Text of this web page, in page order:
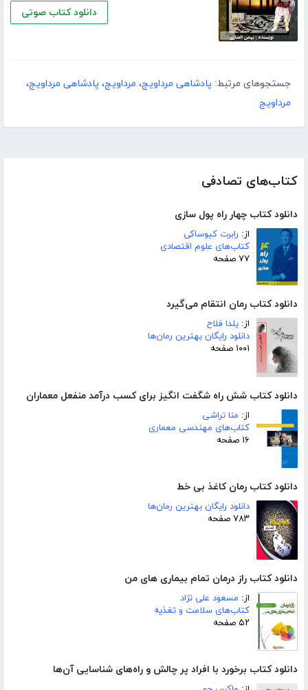
کتاب‌های تصادفی
دانلود کتاب چهار راه پول سازی
از: رابرت کیوساکی
کتاب‌های علوم اقتصادی
۷۷ صفحه
دانلود کتاب رمان انتقام می‌گیرد
از: یلدا فلاح
دانلود رایگان بهترین رمان‌ها
۱۰۰۱ صفحه
دانلود کتاب شش راه شگفت انگیز برای کسب درآمد منفعل معماران
از: منا تراشی
کتاب‌های مهندسی معماری
۱۶ صفحه
دانلود کتاب رمان کاغذ بی خط
دانلود رایگان بهترین رمان‌ها
۷۸۳ صفحه
دانلود کتاب راز درمان تمام بیماری های من
از: مسعود علی نژاد
کتاب‌های سلامت و تغذیه
۵۲ صفحه
دانلود کتاب برخورد با افراد پر چالش و راه‌های شناسایی آن‌ها
دانلود کتاب صوتی
جستجوهای مرتبط: پادشاهی مرداویج، مرداویج، پادشاهی مرداویج،
مرداویج